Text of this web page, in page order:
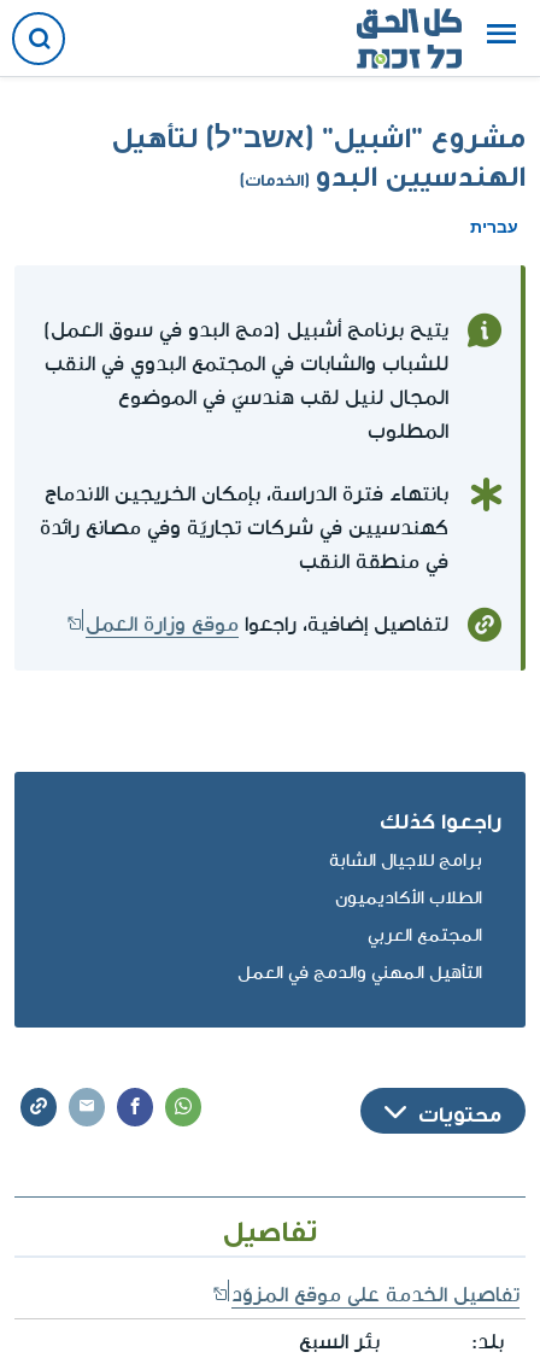
مشروع "اشبيل" (אשב"ל) لتأهيل
الهندسيين البدو (الخدمات)
עברית
يتيح برنامج أشبيل (دمج البدو في سوق العمل)
للشباب والشابات في المجتمع البدوي في النقب
المجال لنيل لقب هندسيّ في الموضوع
المطلوب
بانتهاء فترة الدراسة، بإمكان الخريجين الاندماج
كهندسيين في شركات تجاريّة وفي مصانع رائدة
في منطقة النقب
لتفاصيل إضافية، راجعوا موقع وزارة العمل
راجعوا كذلك
برامج للاجيال الشابة
الطلاب الأكاديميون
المجتمع العربي
التأهيل المهني والدمج في العمل
محتويات
تفاصيل
تفاصيل الخدمة على موقع المزوّد
بلد: بئر السبع